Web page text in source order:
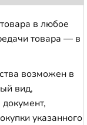
в любое
товара — в
возможен в
вид,
указанного